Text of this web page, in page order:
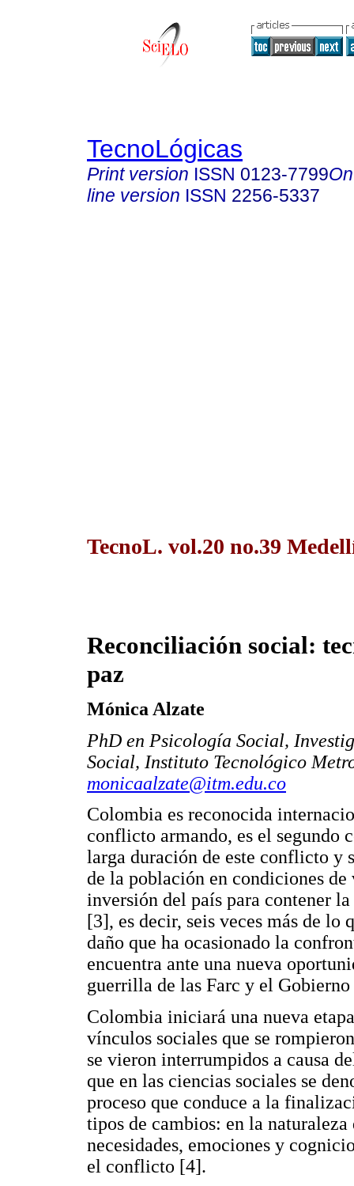
TecnoLógicas
Print version ISSN 0123-7799
line version ISSN 2256-5337
TecnoL. vol.20 no.39
Reconciliación social:
paz
Mónica Alzate
PhD en Psicología Social,
Social, Instituto Tecnológico
monicaalzate@itm.edu.co
Colombia es reconocida
conflicto armando, es el
larga duración de este conflicto y
de la población en condiciones
inversión del país para contener
[3], es decir, seis veces más de lo
daño que ha ocasionado la
encuentra ante una nueva
guerrilla de las Farc y el Gobierno
Colombia iniciará una nueva
vínculos sociales que se
se vieron interrumpidos a causa
que en las ciencias sociales se
proceso que conduce a la
tipos de cambios: en la
necesidades, emociones y
el conflicto [4].